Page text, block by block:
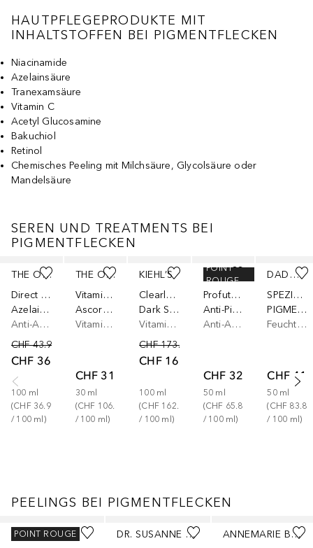
HAUTPFLEGEPRODUKTE MIT
INHALTSTOFFEN BEI PIGMENTFLECKEN
Niacinamide
Azelainsäure
Tranexamsäure
Vitamin C
Acetyl Glucosamine
Bakuchiol
Retinol
Chemisches Peeling mit Milchsäure, Glycolsäure oder
Mandelsäure
SEREN UND TREATMENTS BEI
PIGMENTFLECKEN
THE ORDINARY
Direct Acids
Azelaic Acid Suspension 10%
Anti-Aging Pflege
CHF 43.90
CHF 36.90
100 ml
(CHF 36.90
/ 100 ml )
THE ORDINARY
Vitamin C
Ascorbyl Tetraisopalmitate Solution 20% in Vitamin F
Vitamin C Serum
CHF 31.90
30 ml
(CHF 106.33
/ 100 ml)
KIEHL’S
Clearly Corrective
Dark Spot Solution
Vitamin C Serum
CHF 173.00
CHF 162.00
100 ml
(CHF 162.00
/ 100 ml )
MARBERT
Profutura
Anti-Pigment Serum
Anti-Aging Serum
CHF 32.90
50 ml
(CHF 65.80
/ 100 ml)
POINT
ROUGE
DADO SENS DERMACOSMETICS
SPEZIALPFLEGE
PIGMENTCARE
Feuchtigkeitsserum
CHF
50 ml
(CHF 83.80
/ 100 ml )
PEELINGS BEI PIGMENTFLECKEN
COSRX
POINT ROUGE
DR. SUSANNE VON SCHMIEDEBERG
ANNEMARIE BÖRLIND